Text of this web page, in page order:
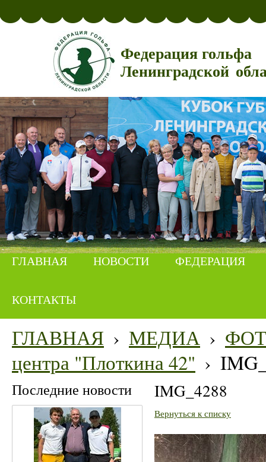
Федерация гольфа
Ленинградской
ГЛАВНАЯ НОВОСТИ ФЕДЕРАЦИЯ
КОНТАКТЫ
ГЛАВНАЯ › МЕДИА ›
центра "Плоткина 42" ›
Последние новости IMG_4288
Вернуться к списку